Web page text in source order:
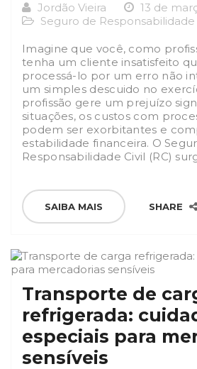
Jordão Vieira
13 de
Seguro de Responsabilidade
Imagine que você, como
tenha um cliente insatisfeito
processá-lo por um erro não
um simples descuido no
profissão gere um prejuízo
situações, os custos com
podem ser exorbitantes e
estabilidade financeira. O
Responsabilidade Civil (RC)
SAIBA MAIS SHARE
Transporte de
refrigerada:
especiais para
sensíveis